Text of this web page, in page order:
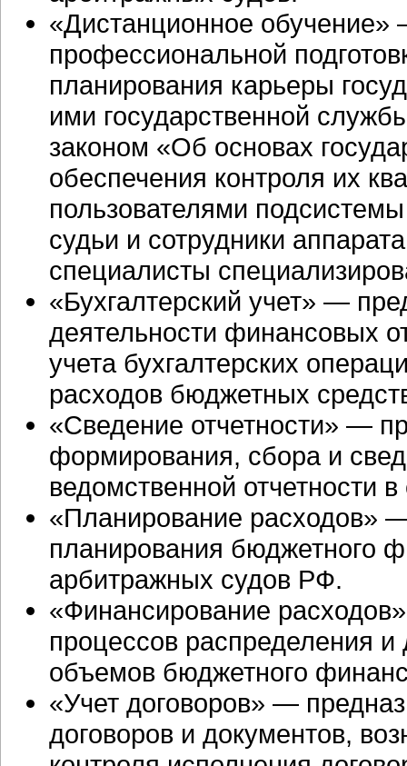
«Дистанционное обучение»
профессиональной
планирования карьеры
ими государственной
законом «Об основах
обеспечения контроля их
пользователями
судьи и сотрудники
специалисты
«Бухгалтерский учет» —
деятельности финансовых
учета бухгалтерских
расходов бюджетных
«Сведение отчетности» —
формирования, сбора и
ведомственной отчетности
«Планирование расходов»
планирования бюджетного
арбитражных судов РФ.
«Финансирование
процессов распределения
объемов бюджетного
«Учет договоров» —
договоров и документов,